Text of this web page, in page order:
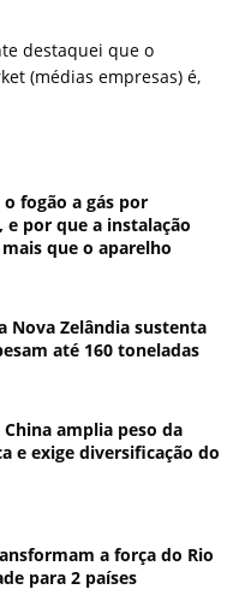
destaquei que o
(médias empresas) é,
fogão a gás por
por que a instalação
que o aparelho
Nova Zelândia sustenta
até 160 toneladas
amplia peso da
e exige diversificação do
a força do Rio
para 2 países